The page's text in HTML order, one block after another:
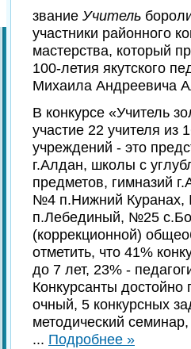
звание Учитель
участники районного
мастерства, который
100-летия якутского
Михаила Андреевича
В конкурсе «Учитель
участие 22 учителя из
учреждений - это
г.Алдан, школы с
предметов, гимназий
№4 п.Нижний
п.Лебединый, №25
(коррекционной)
отметить, что 41%
до 7 лет, 23% -
Конкурсанты
очный, 5 конкурсных
методический
... Подробнее »